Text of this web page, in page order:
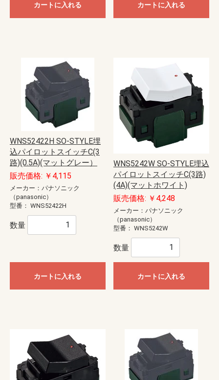
カートに入れる カートに入れる
WNS52422H SO-STYLE埋
込パイロットスイッチC(3
路)(0.5A)(マットグレー）
販売価格: ￥4,115
メーカー：パナソニック
（panasonic）
型番： WNS52422H
数量
カートに入れる
WNS5242W SO-STYLE埋込
パイロットスイッチC(3路)
(4A)(マットホワイト)
販売価格: ￥4,248
メーカー：パナソニック
（panasonic）
型番： WNS5242W
数量
カートに入れる